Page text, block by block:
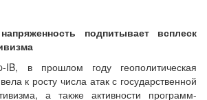
подпитывает всплеск
в прошлом году геополитическая
к росту числа атак с государственной
а также активности программ-